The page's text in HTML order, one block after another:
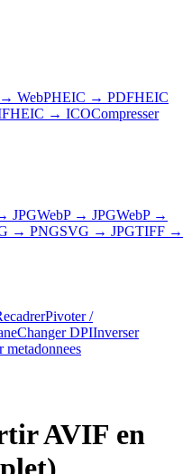
WebPHEIC → PDFHEIC
HEIC → ICOCompresser
JPGWebP → JPGWebP →
→ PNGSVG → JPGTIFF →
Pivoter /
Changer DPIInverser
metadonnees
AVIF en